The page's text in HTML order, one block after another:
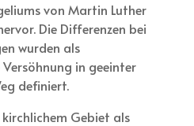
von Martin Luther
Die Differenzen bei
wurden als
in geeinter
definiert.
Gebiet als